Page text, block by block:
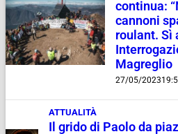
continua:
cannoni
roulant. Sì
Magreglio
27/05/2023
ATTUALITÀ
Il grido di Paolo da